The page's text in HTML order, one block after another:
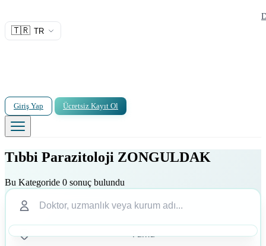
🇹🇷 TR
Giriş Yap Ücretsiz Kayıt Ol
Tıbbi Parazitoloji ZONGULDAK
Bu Kategoride 0 sonuç bulundu